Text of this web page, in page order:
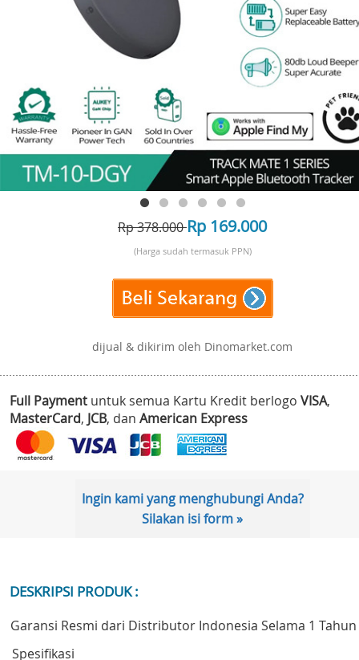
Rp 378.000Rp 169.000
(Harga sudah termasuk PPN)
dijual & dikirim oleh Dinomarket.com
Full Payment untuk semua Kartu Kredit berlogo VISA,
MasterCard, JCB, dan American Express
Ingin kami yang menghubungi Anda?
Silakan isi form »
DESKRIPSI PRODUK :
Garansi Resmi dari Distributor Indonesia Selama 1 Tahun
Spesifikasi